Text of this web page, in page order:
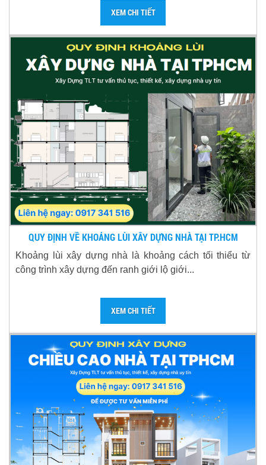
XEM CHI TIẾT
QUY ĐỊNH VỀ KHOẢNG LÙI XÂY DỰNG NHÀ TẠI TP.HCM
Khoảng lùi xây dựng nhà là khoảng cách tối thiểu từ
công trình xây dựng đến ranh giới lộ giới...
XEM CHI TIẾT